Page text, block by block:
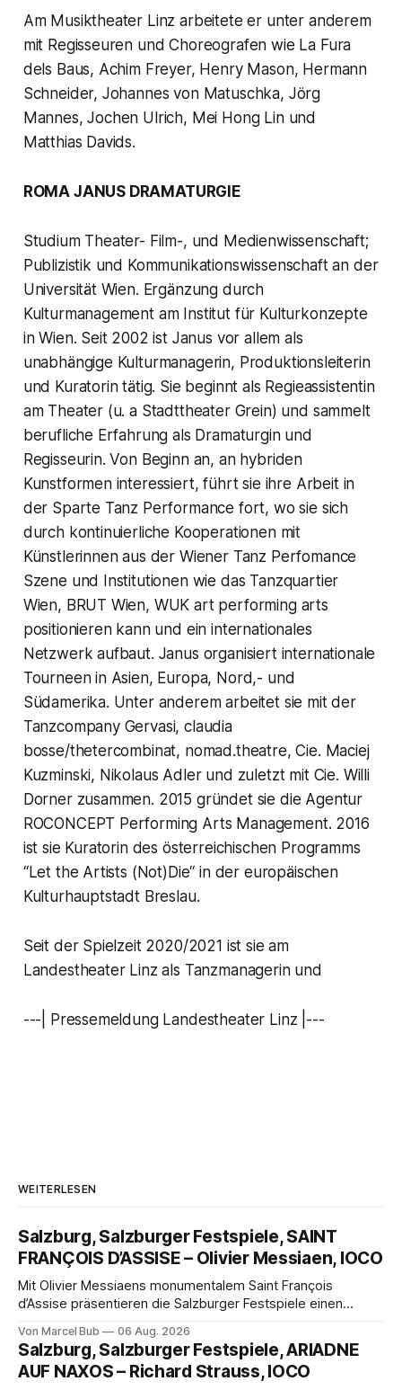
Am Musiktheater Linz arbeitete er unter anderem
mit Regisseuren und Choreografen wie La Fura
dels Baus, Achim Freyer, Henry Mason, Hermann
Schneider, Johannes von Matuschka, Jörg
Mannes, Jochen Ulrich, Mei Hong Lin und
Matthias Davids.
ROMA JANUS DRAMATURGIE
Studium Theater- Film-, und Medienwissenschaft;
Publizistik und Kommunikationswissenschaft an der
Universität Wien. Ergänzung durch
Kulturmanagement am Institut für Kulturkonzepte
in Wien. Seit 2002 ist Janus vor allem als
unabhängige Kulturmanagerin, Produktionsleiterin
und Kuratorin tätig. Sie beginnt als Regieassistentin
am Theater (u. a Stadttheater Grein) und sammelt
berufliche Erfahrung als Dramaturgin und
Regisseurin. Von Beginn an, an hybriden
Kunstformen interessiert, führt sie ihre Arbeit in
der Sparte Tanz Performance fort, wo sie sich
durch kontinuierliche Kooperationen mit
Künstlerinnen aus der Wiener Tanz Perfomance
Szene und Institutionen wie das Tanzquartier
Wien, BRUT Wien, WUK art performing arts
positionieren kann und ein internationales
Netzwerk aufbaut. Janus organisiert internationale
Tourneen in Asien, Europa, Nord,- und
Südamerika. Unter anderem arbeitet sie mit der
Tanzcompany Gervasi, claudia
bosse/thetercombinat, nomad.theatre, Cie. Maciej
Kuzminski, Nikolaus Adler und zuletzt mit Cie. Willi
Dorner zusammen. 2015 gründet sie die Agentur
ROCONCEPT Performing Arts Management. 2016
ist sie Kuratorin des österreichischen Programms
“Let the Artists (Not)Die“ in der europäischen
Kulturhauptstadt Breslau.
Seit der Spielzeit 2020/2021 ist sie am
Landestheater Linz als Tanzmanagerin und
---| Pressemeldung Landestheater Linz |---
WEITERLESEN
Salzburg, Salzburger Festspiele, SAINT
FRANÇOIS D’ASSISE – Olivier Messiaen, IOCO
Mit Olivier Messiaens monumentalem Saint François
d’Assise präsentieren die Salzburger Festspiele einen
eine bildgewaltige Inszenierung, Maxime Pascal entfaltet
die komplexe Partitur eindrucksvoll, Philippe Sly berührt als
Franziskus.
Von Marcel Bub 06 Aug. 2026
Salzburg, Salzburger Festspiele, ARIADNE
AUF NAXOS – Richard Strauss, IOCO